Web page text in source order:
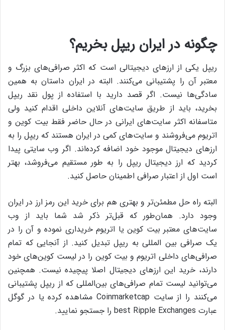
چگونه در ایران ریپل بخریم؟
ریپل یکی از ارزهای دیجیتالی است که اکثر صرافی‌های بزرگ و
معتبر آن را پشتیبانی می‌کنند. البته در ایران داستان به همین
سادگی‌ها نیست. اگر قصد دارید با استفاده از پول نقد ریپل
بخرید، باید از طریق سایت‌های آنلاین داخلی اقدام کنید ولی
متاسفانه اکثر سایت‌های ایرانی در حال حاضر فقط بیت کوین و
اتریوم می‌فروشند و سایت‌های کمی در ایران هستند که ریپل را به
ارزهای دیجیتال موجود خود اضافه کرده‌اند. اگر وب سایتی پیدا
کردید که ارز دیجیتال ریپل را به طور مستقیم می‌فروشد، بهتر
است اول از اعتبار صرافی اطمینان حاصل کنید.
البته راه حل مطمئن‌تر و بهتری هم برای خرید این رمز ارز در ایران
وجود دارد. همان‌طور که قبل‌تر ذکر شد شما باید از وب
سایت‌های معتبر بیت کوین یا اتریوم خریداری نموده و آن را در
یک صرافی بین المللی به ریپل تبدیل کنید. از آنجایی که تمام
صرافی‌های داخلی اتریوم و بیت کوین را در لیست کوین‌های خود
دارند، خرید این ارزهای دیجیتال اصلا پیچیده نیست. همچنین
می‌توانید لیست تمام صرافی‌های بین‌المللی که از ریپل پشتیبانی
می‌کنند را از سایت Coinmarketcap مشاهده کرده یا در گوگل
عبارت best Ripple Exchanges را جستجو نمایید.